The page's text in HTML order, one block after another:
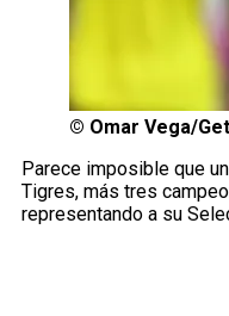
© Omar Vega/
Parece imposible que
Tigres, más tres
representando a su